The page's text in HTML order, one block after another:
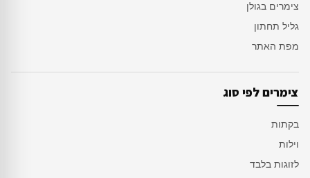
צימרים בגולן
גליל תחתון
מפת האתר
צימרים לפי סוג
בקתות
וילות
לזוגות בלבד